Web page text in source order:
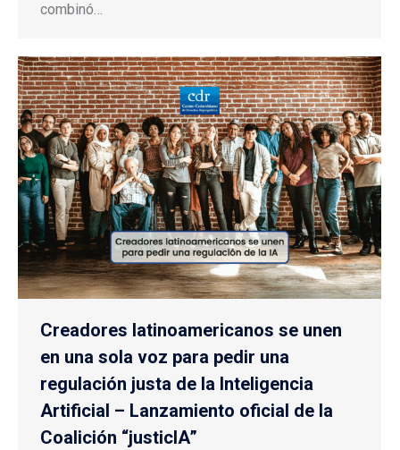
combinó…
Creadores latinoamericanos se unen
en una sola voz para pedir una
regulación justa de la Inteligencia
Artificial – Lanzamiento oficial de la
Coalición “justicIA”